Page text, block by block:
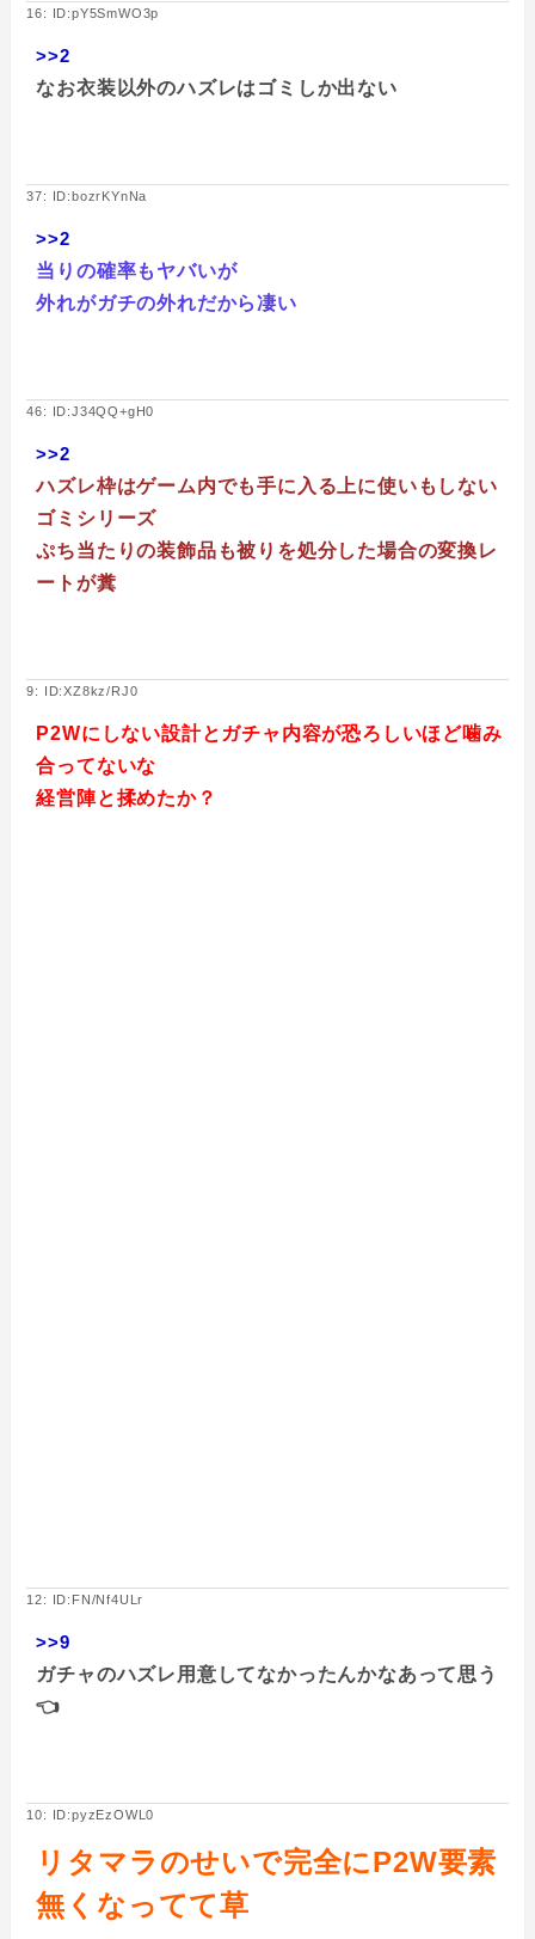
16: ID:pY5SmWO3p
>>2
なお衣装以外のハズレはゴミしか出ない
37: ID:bozrKYnNa
>>2
当りの確率もヤバいが
外れがガチの外れだから凄い
46: ID:J34QQ+gH0
>>2
ハズレ枠はゲーム内でも手に入る上に使いもしない
ゴミシリーズ
ぷち当たりの装飾品も被りを処分した場合の変換レ
ートが糞
9: ID:XZ8kz/RJ0
P2Wにしない設計とガチャ内容が恐ろしいほど噛み
合ってないな
経営陣と揉めたか？
12: ID:FN/Nf4ULr
>>9
ガチャのハズレ用意してなかったんかなあって思う
👈
10: ID:pyzEzOWL0
リタマラのせいで完全にP2W要素
無くなってて草